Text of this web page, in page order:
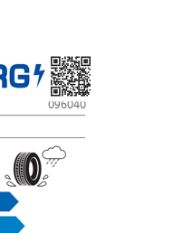
096040